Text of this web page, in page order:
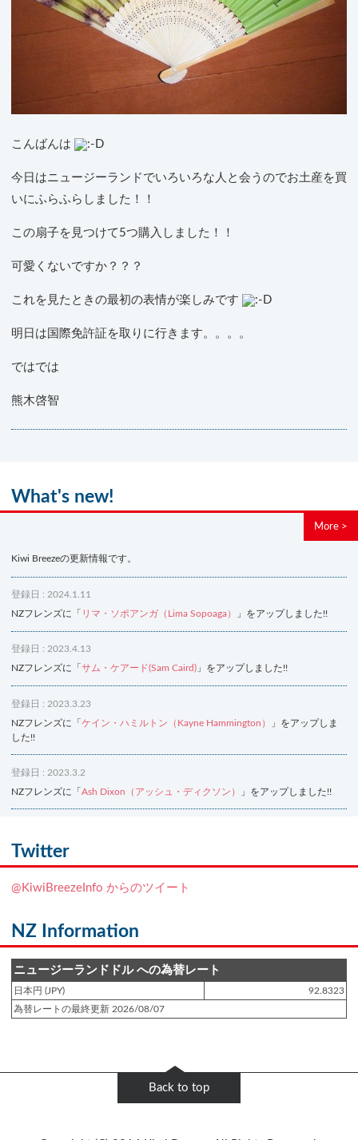
こんばんは
今日はニュージーランドでいろいろな人と会うのでお土産を買
いにふらふらしました！！
この扇子を見つけて5つ購入しました！！
可愛くないですか？？？
これを見たときの最初の表情が楽しみです
明日は国際免許証を取りに行きます。。。。
ではでは
熊木啓智
What's new!
More >
Kiwi Breezeの更新情報です。
登録日 : 2024.1.11
NZフレンズに「 リマ・ソポアンガ（Lima Sopoaga） 」をアップしました!!
登録日 : 2023.4.13
NZフレンズに「 サム・ケアード(Sam Caird) 」をアップしました!!
登録日 : 2023.3.23
NZフレンズに「 ケイン・ハミルトン（Kayne Hammington）
」をアップしま
した!!
登録日 : 2023.3.2
NZフレンズに「 Ash Dixon（アッシュ・ディクソン） 」をアップしました!!
NZフレンズに「
登録日 : 2019.4.10
登録日 : 2019.2.28
NZクッキングに「ニュージーランド産キウイの酢の物
登録日 : 2019.2.4
Twitter
@KiwiBreezeInfo からのツイート
NZ Information
ニュージーランドドル への為替レート
日本円 (JPY)
92.8323
為替レートの最終更新 2026/08/07
Back to top